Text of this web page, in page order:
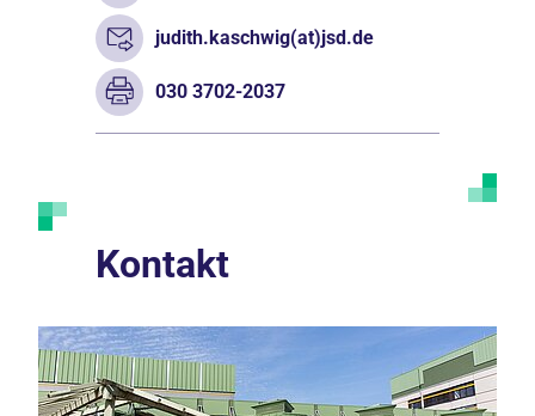
judith.kaschwig(at)jsd.de
030 3702-2037
Kontakt